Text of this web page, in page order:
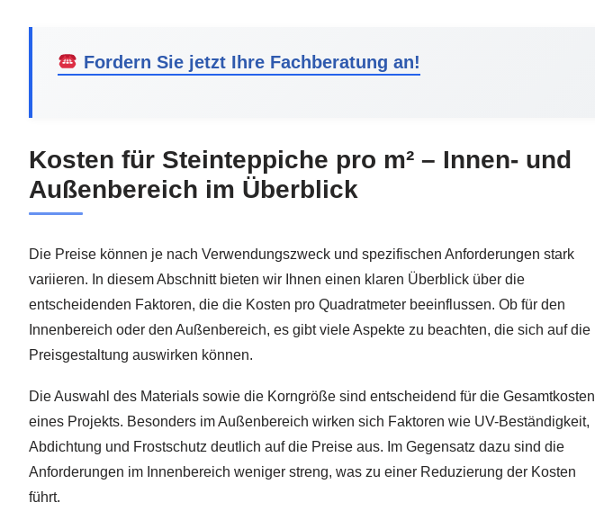
Fordern Sie jetzt Ihre Fachberatung an!
Kosten für Steinteppiche pro m² – Innen- und
Außenbereich im Überblick
Die Preise können je nach Verwendungszweck und spezifischen Anforderungen stark
variieren. In diesem Abschnitt bieten wir Ihnen einen klaren Überblick über die
entscheidenden Faktoren, die die Kosten pro Quadratmeter beeinflussen. Ob für den
Innenbereich oder den Außenbereich, es gibt viele Aspekte zu beachten, die sich auf die
Preisgestaltung auswirken können.
Die Auswahl des Materials sowie die Korngröße sind entscheidend für die Gesamtkosten
eines Projekts. Besonders im Außenbereich wirken sich Faktoren wie UV-Beständigkeit,
Abdichtung und Frostschutz deutlich auf die Preise aus. Im Gegensatz dazu sind die
Anforderungen im Innenbereich weniger streng, was zu einer Reduzierung der Kosten
führt.